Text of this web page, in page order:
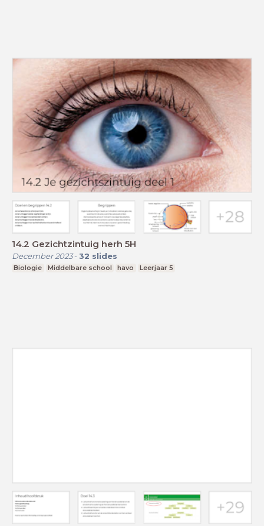
14.2 Gezichtzintuig herh 5H
December 2023- 32 slides
Biologie Middelbare school havo Leerjaar 5